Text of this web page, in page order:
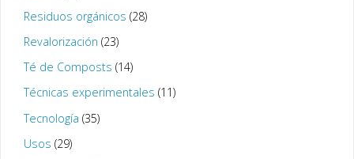
Residuos orgánicos (28)
Revalorización (23)
Té de Composts (14)
Técnicas experimentales (11)
Tecnología (35)
Usos (29)